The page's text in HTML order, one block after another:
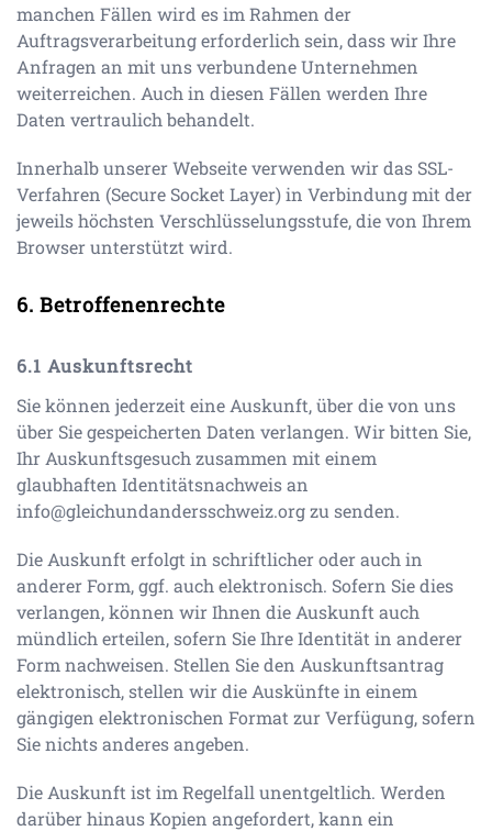
manchen Fällen wird es im Rahmen der
Auftragsverarbeitung erforderlich sein, dass wir Ihre
Anfragen an mit uns verbundene Unternehmen
weiterreichen. Auch in diesen Fällen werden Ihre
Daten vertraulich behandelt.
Innerhalb unserer Webseite verwenden wir das SSL-
Verfahren (Secure Socket Layer) in Verbindung mit der
jeweils höchsten Verschlüsselungsstufe, die von Ihrem
Browser unterstützt wird.
Betroffenenrechte
Auskunftsrecht
Sie können jederzeit eine Auskunft, über die von uns
über Sie gespeicherten Daten verlangen. Wir bitten Sie,
Ihr Auskunftsgesuch zusammen mit einem
glaubhaften Identitätsnachweis an
info@gleichundandersschweiz.orgzu senden.
Die Auskunft erfolgt in schriftlicher oder auch in
anderer Form, ggf. auch elektronisch. Sofern Sie dies
verlangen, können wir Ihnen die Auskunft auch
mündlich erteilen, sofern Sie Ihre Identität in anderer
Form nachweisen. Stellen Sie den Auskunftsantrag
elektronisch, stellen wir die Auskünfte in einem
gängigen elektronischen Format zur Verfügung, sofern
Sie nichts anderes angeben.
Die Auskunft ist im Regelfall unentgeltlich. Werden
darüber hinaus Kopien angefordert, kann ein